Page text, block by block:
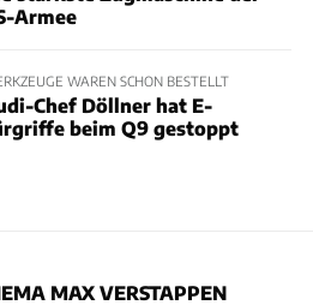
Armee
WAREN SCHON BESTELLT
Chef Döllner hat E-
beim Q9 gestoppt
MAX VERSTAPPEN